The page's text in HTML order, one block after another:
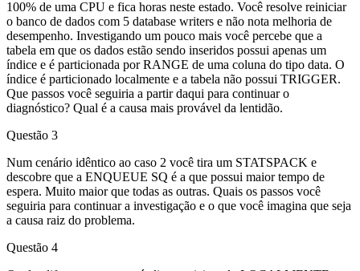
100% de uma CPU e fica horas neste estado. Você resolve reiniciar
o banco de dados com 5 database writers e não nota melhoria de
desempenho. Investigando um pouco mais você percebe que a
tabela em que os dados estão sendo inseridos possui apenas um
índice e é particionada por RANGE de uma coluna do tipo data. O
índice é particionado localmente e a tabela não possui TRIGGER.
Que passos você seguiria a partir daqui para continuar o
diagnóstico? Qual é a causa mais provável da lentidão.
Questão 3
Num cenário idêntico ao caso 2 você tira um STATSPACK e
descobre que a ENQUEUE SQ é a que possui maior tempo de
espera. Muito maior que todas as outras. Quais os passos você
seguiria para continuar a investigação e o que você imagina que seja
a causa raiz do problema.
Questão 4